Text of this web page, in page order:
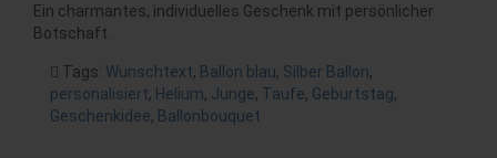
Ein charmantes, individuelles Geschenk mit persönlicher
Botschaft.
Tags: Wunschtext, Ballon blau, Silber Ballon,
personalisiert, Helium, Junge, Taufe, Geburtstag,
Geschenkidee, Ballonbouquet